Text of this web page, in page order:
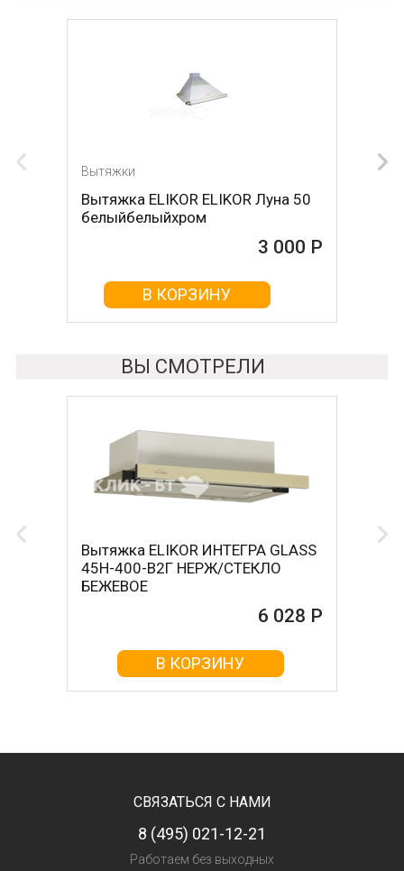
Вытяжки
Вытяжка ELIKOR ELIKOR Луна 50
белыйбелыйхром
3 000 Р
В КОРЗИНУ
ВЫ СМОТРЕЛИ
Вытяжка ELIKOR ИНТЕГРА GLASS
45Н-400-В2Г НЕРЖ/СТЕКЛО
БЕЖЕВОЕ
6 028 Р
В КОРЗИНУ
СВЯЗАТЬСЯ С НАМИ
8 (495) 021-12-21
Работаем без выходных